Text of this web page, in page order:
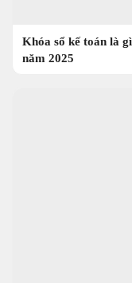
Khóa sổ kế toán là
năm 2025